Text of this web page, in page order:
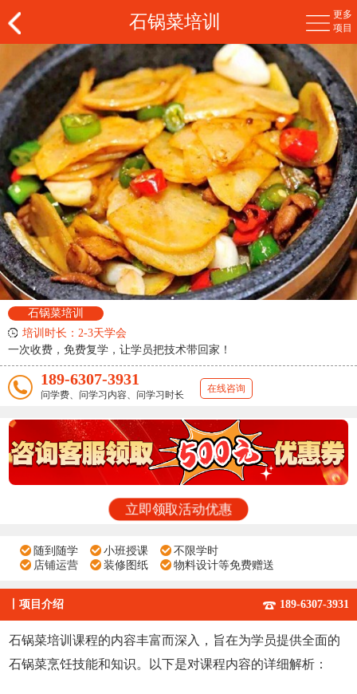
石锅菜培训
更多
项目
石锅菜培训
培训时长：2-3天学会
一次收费，免费复学，让学员把技术带回家！
189-6307-3931
问学费、问学习内容、问学习时长
在线咨询
立即领取活动优惠
随到随学 小班授课
不限学时
店铺运营
装修图纸 物料设计等免费赠送
项目介绍 189-6307-3931
石锅菜培训课程的内容丰富而深入，旨在为学员提供全面的
石锅菜烹饪技能和知识。以下是对课程内容的详细解析：